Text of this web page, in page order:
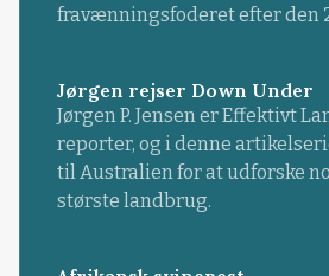
fravænningsfoderet efter den
Jørgen rejser Down Under
Jørgen P. Jensen er Effektivt
reporter, og i denne
til Australien for at udforske
største landbrug.